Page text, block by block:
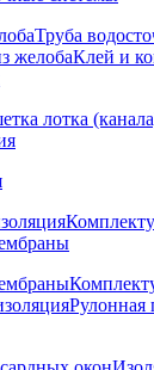
Труба
желобаКлей и
лотка
Рулонная